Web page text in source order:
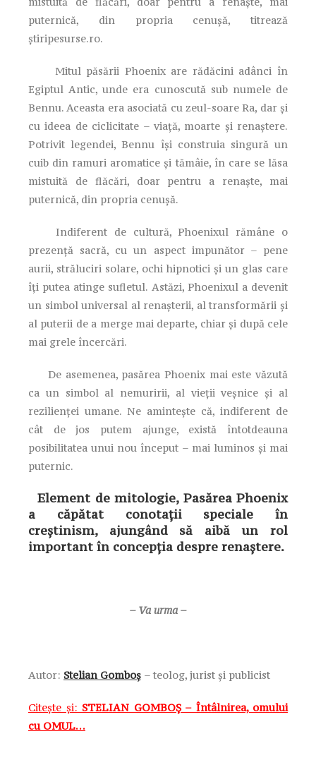
puternică, din propria cenușă, titrează
știripesurse.ro.
Mitul păsării Phoenix are rădăcini adânci în
Egiptul Antic, unde era cunoscută sub numele de
Bennu. Aceasta era asociată cu zeul-soare Ra, dar și
cu ideea de ciclicitate – viață, moarte și renaștere.
Potrivit legendei, Bennu își construia singură un
cuib din ramuri aromatice și tămâie, în care se lăsa
mistuită de flăcări, doar pentru a renaște, mai
puternică, din propria cenușă.
Indiferent de cultură, Phoenixul rămâne o
prezență sacră, cu un aspect impunător – pene
aurii, străluciri solare, ochi hipnotici și un glas care
îți putea atinge sufletul. Astăzi, Phoenixul a devenit
un simbol universal al renașterii, al transformării și
al puterii de a merge mai departe, chiar și după cele
mai grele încercări.
De asemenea, pasărea Phoenix mai este văzută
ca un simbol al nemuririi, al vieții veșnice și al
rezilienței umane. Ne amintește că, indiferent de
cât de jos putem ajunge, există întotdeauna
posibilitatea unui nou început – mai luminos și mai
puternic.
Element de mitologie, Pasărea Phoenix
a căpătat conotaţii speciale în
creştinism, ajungând să aibă un rol
important în concepţia despre renaştere.
– Va urma –
Autor: Stelian Gomboș – teolog, jurist și publicist
Citește și: STELIAN GOMBOȘ – Întâlnirea, omului
cu OMUL…